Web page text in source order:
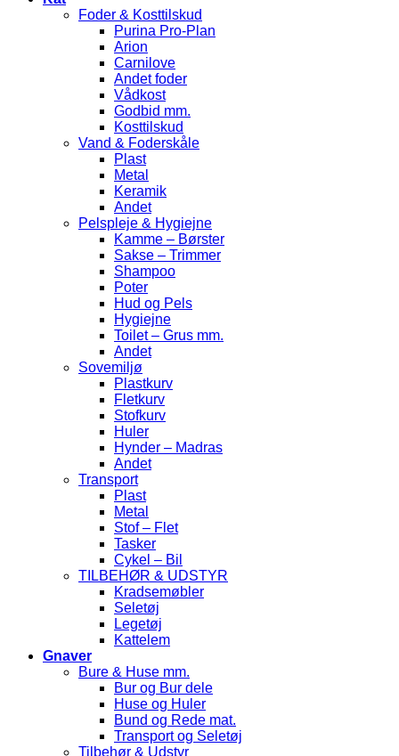
Foder & Kosttilskud
Purina Pro-Plan
Arion
Carnilove
Andet foder
Vådkost
Godbid mm.
Kosttilskud
Vand & Foderskåle
Plast
Metal
Keramik
Andet
Pelspleje & Hygiejne
Kamme – Børster
Sakse – Trimmer
Shampoo
Poter
Hud og Pels
Hygiejne
Toilet – Grus mm.
Andet
Sovemiljø
Plastkurv
Fletkurv
Stofkurv
Huler
Hynder – Madras
Andet
Transport
Plast
Metal
Stof – Flet
Tasker
Cykel – Bil
TILBEHØR & UDSTYR
Kradsemøbler
Seletøj
Legetøj
Kattelem
Gnaver
Bure & Huse mm.
Bur og Bur dele
Huse og Huler
Bund og Rede mat.
Transport og Seletøj
Tilbehør & Udstyr